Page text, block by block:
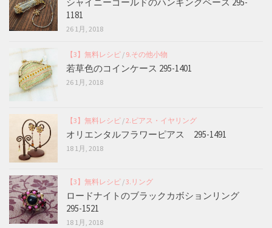
1181
26 1月, 2018
【3】無料レシピ / 9.その他小物
若草色のコインケース 295-1401
26 1月, 2018
【3】無料レシピ /2.ピアス・イヤリング
オリエンタルフラワーピアス 295-1491
18 1月, 2018
【3】無料レシピ /3.リング
ロードナイトのブラックカボションリング
295-1521
18 1月, 2018